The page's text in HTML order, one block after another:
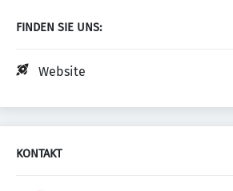
FINDEN SIE UNS:
Website
KONTAKT